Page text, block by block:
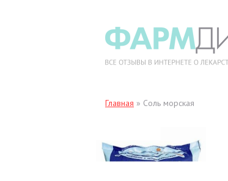
Главная » Соль морская